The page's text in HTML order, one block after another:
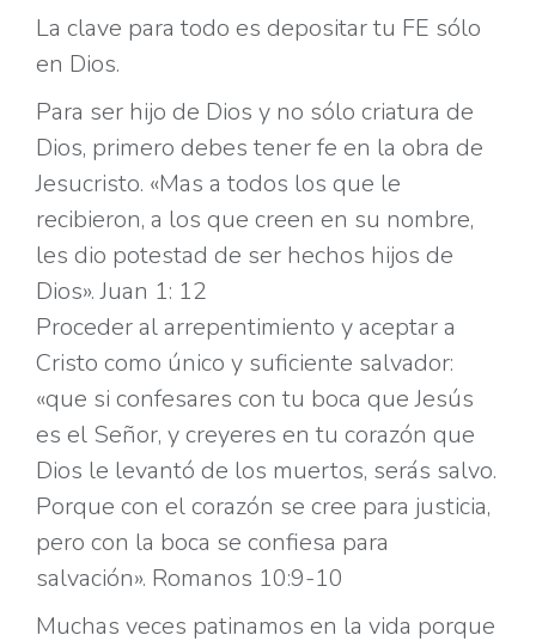
La clave para todo es depositar tu FE sólo
en Dios.
Para ser hijo de Dios y no sólo criatura de
Dios, primero debes tener fe en la obra de
Jesucristo. «Mas a todos los que le
recibieron, a los que creen en su nombre,
les dio potestad de ser hechos hijos de
Dios». Juan 1: 12
Proceder al arrepentimiento y aceptar a
Cristo como único y suficiente salvador:
«que si confesares con tu boca que Jesús
es el Señor, y creyeres en tu corazón que
Dios le levantó de los muertos, serás salvo.
Porque con el corazón se cree para justicia,
pero con la boca se confiesa para
salvación». Romanos 10:9-10
Muchas veces patinamos en la vida porque